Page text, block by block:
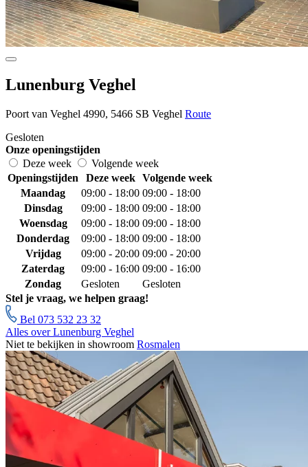
Lunenburg Veghel
Poort van Veghel 4990, 5466 SB Veghel Route
Gesloten
Onze openingstijden
Deze week
Volgende week
Openingstijden
Deze week
Volgende week
Maandag
09:00 - 18:00 09:00 - 18:00
Dinsdag
09:00 - 18:00 09:00 - 18:00
Woensdag
09:00 - 18:00 09:00 - 18:00
Donderdag
09:00 - 18:00 09:00 - 18:00
Vrijdag
09:00 - 20:00 09:00 - 20:00
Zaterdag
09:00 - 16:00 09:00 - 16:00
Zondag
Gesloten
Gesloten
Stel je vraag, we helpen graag!
Bel 073 532 23 32
Alles over Lunenburg Veghel
Niet te bekijken in showroom Rosmalen